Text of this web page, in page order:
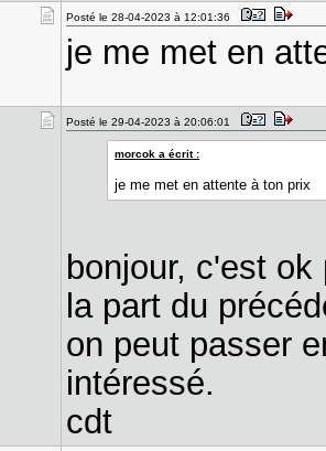
Posté le 28-04-2023 à 12:01:36
je me met en
Posté le 29-04-2023 à 20:06:01
morcok a écrit :
je me met en attente à ton prix
bonjour, c'est
la part du
on peut passer
intéressé.
cdt